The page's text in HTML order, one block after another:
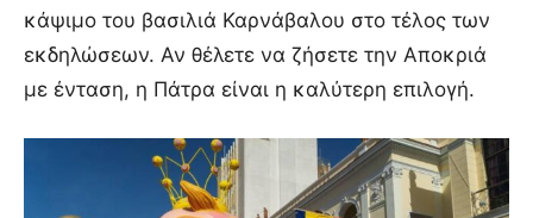
κάψιμο του βασιλιά Καρνάβαλου στο τέλος των
εκδηλώσεων. Αν θέλετε να ζήσετε την Αποκριά
με ένταση, η Πάτρα είναι η καλύτερη επιλογή.